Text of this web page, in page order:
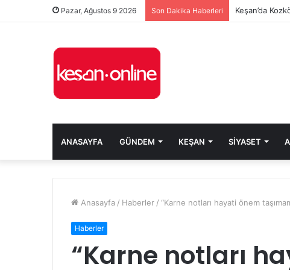
Pazar, Ağustos 9 2026 Son Dakika Haberleri Keşan’da
ANASAYFA GÜNDEM KEŞAN SIYASET
Anasayfa / Haberler / “Karne notları hayati önem
Haberler
“Karne notları